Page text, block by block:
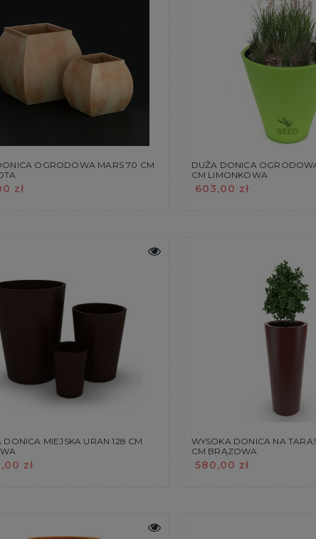
OGRODOWA MARS 70 CM
zł
DUŻA DONICA
CM LIMONKOWA
603,00 zł
DONICA MIEJSKA URAN 128 CM
zł
WYSOKA DONICA NA
CM BRĄZOWA
580,00 zł